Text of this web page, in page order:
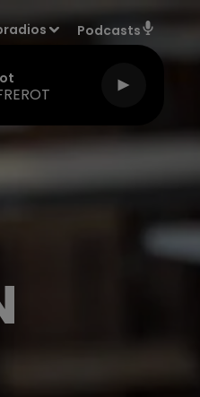
Podcasts